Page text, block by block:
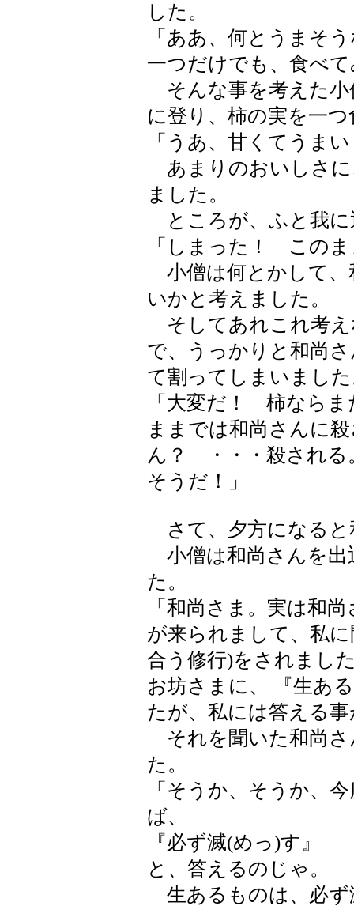
した。
「ああ、何とうまそ
一つだけでも、食べ
そんな事を考えた小
に登り、柿の実を一
「うあ、甘くてうま
あまりのおいしさに
ました。
ところが、ふと我に
「しまった！ この
小僧は何とかして、
いかと考えました。
そしてあれこれ考え
で、うっかりと和尚
て割ってしまいまし
「大変だ！ 柿なら
ままでは和尚さんに
ん？ ・・・殺される
そうだ！」
さて、夕方になると
小僧は和尚さんを出
た。
「和尚さま。実は和
が来られまして、私
合う修行)をされまし
お坊さまに、 『生あ
たが、私には答える
それを聞いた和尚さ
た。
「そうか、そうか、
ば、
『必ず滅(めっ)す』
と、答えるのじゃ。
生あるものは、必ず